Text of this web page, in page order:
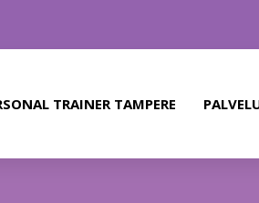
TRAINER TAMPERE